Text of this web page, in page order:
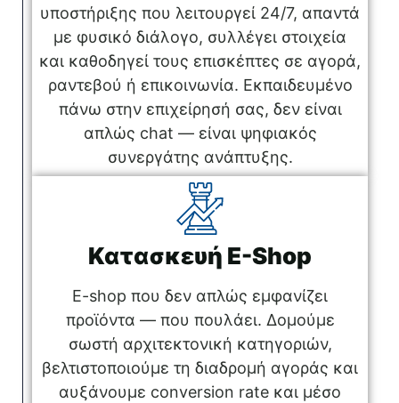
υποστήριξης που λειτουργεί 24/7, απαντά
με φυσικό διάλογο, συλλέγει στοιχεία
και καθοδηγεί τους επισκέπτες σε αγορά,
ραντεβού ή επικοινωνία. Εκπαιδευμένο
πάνω στην επιχείρησή σας, δεν είναι
απλώς chat — είναι ψηφιακός
συνεργάτης ανάπτυξης.
Κατασκευή E-Shop
E-shop που δεν απλώς εμφανίζει
προϊόντα — που πουλάει. Δομούμε
σωστή αρχιτεκτονική κατηγοριών,
βελτιστοποιούμε τη διαδρομή αγοράς και
αυξάνουμε conversion rate και μέσο